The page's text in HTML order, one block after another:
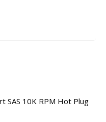
SAS 10K RPM Hot Plug